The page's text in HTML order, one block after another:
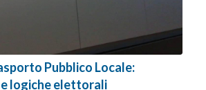
Pubblico Locale:
logiche elettorali